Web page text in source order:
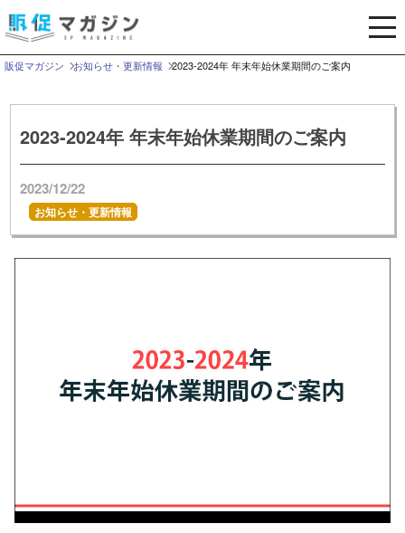
メ
ニ
ュ
販促マガジン お知らせ・更新情報 2023-2024年 年末年始休業期間のご案内
2023-2024年 年末年始休業期間のご案内
2023/12/22
お知らせ・更新情報